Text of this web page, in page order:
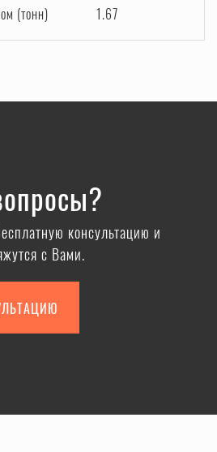
(тонн) 1.67
консультацию и
с Вами.